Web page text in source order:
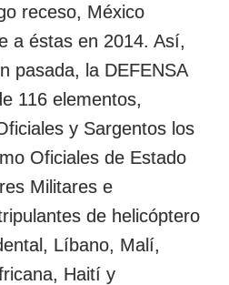
receso, México
a éstas en 2014. Así,
pasada, la DEFENSA
116 elementos,
y Sargentos los
Oficiales de Estado
Militares e
de helicóptero
Líbano, Malí,
Haití y